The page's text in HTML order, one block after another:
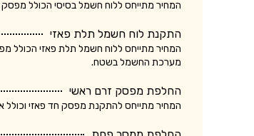
המחיר מתייחס ללוח חשמל בסיסי הכולל מפסק ראשי ו- 10 מאמ"תים. המחיר אינו כולל
התקנת לוח חשמל תלת פאזי
מערכת החשמל בשטח.
החלפת מפסק זרם ראשי
המחיר מתייחס להתקנת מפסק חד פאזי וכולל